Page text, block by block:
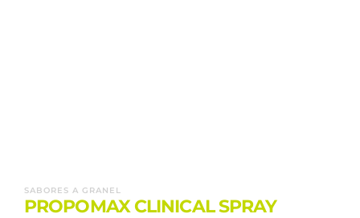
SABORES A GRANEL
PROPOMAX CLINICAL SPRAY